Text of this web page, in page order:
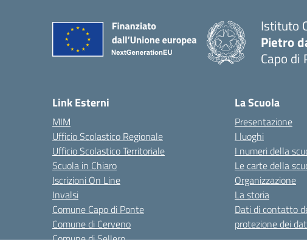
Istituto
Pietro
Capo di
Link Esterni
MIM
Ufficio Scolastico Regionale
Ufficio Scolastico Territoriale
Scuola in Chiaro
Iscrizioni On Line
Invalsi
Comune Capo di Ponte
Comune di Cerveno
Comune di Sellero
La Scuola
Presentazione
I luoghi
I numeri della
Le carte della
Organizzazione
La storia
Dati di contatto
protezione dei